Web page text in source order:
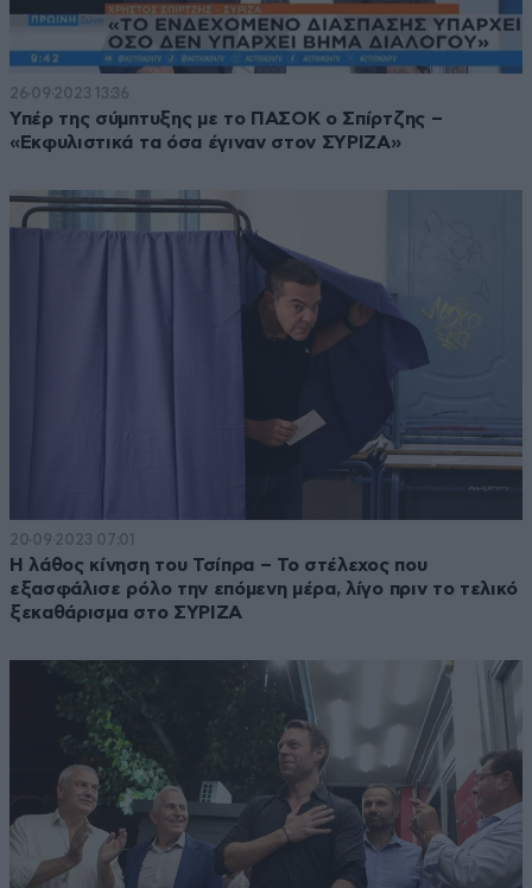
26·09·2023 13:36
Υπέρ της σύμπτυξης με το ΠΑΣΟΚ ο Σπίρτζης –
«Εκφυλιστικά τα όσα έγιναν στον ΣΥΡΙΖΑ»
20·09·2023 07:01
Η λάθος κίνηση του Τσίπρα – Το στέλεχος που
εξασφάλισε ρόλο την επόμενη μέρα, λίγο πριν το τελικό
ξεκαθάρισμα στο ΣΥΡΙΖΑ